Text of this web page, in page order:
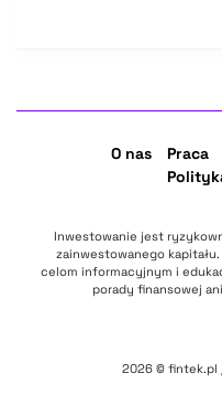
O nas Praca
Inwestowanie jest
zainwestowanego
celom informacyjnym i
porady finansowej
2026 © fintek.pl